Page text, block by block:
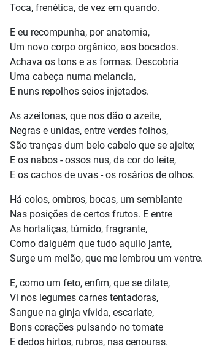
Toca, frenética, de vez em quando.
E eu recompunha, por anatomia,
Um novo corpo orgânico, aos bocados.
Achava os tons e as formas. Descobria
Uma cabeça numa melancia,
E nuns repolhos seios injetados.
As azeitonas, que nos dão o azeite,
Negras e unidas, entre verdes folhos,
São tranças dum belo cabelo que se ajeite;
E os nabos - ossos nus, da cor do leite,
E os cachos de uvas - os rosários de olhos.
Há colos, ombros, bocas, um semblante
Nas posições de certos frutos. E entre
As hortaliças, túmido, fragrante,
Como dalguém que tudo aquilo jante,
Surge um melão, que me lembrou um ventre.
E, como um feto, enfim, que se dilate,
Vi nos legumes carnes tentadoras,
Sangue na ginja vívida, escarlate,
Bons corações pulsando no tomate
E dedos hirtos, rubros, nas cenouras.